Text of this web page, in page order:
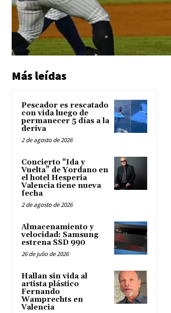
Más leídas
Pescador es rescatado
con vida luego de
permanecer 5 días a la
deriva
2 de agosto de 2026
Concierto “Ida y
Vuelta” de Yordano en
el hotel Hesperia
Valencia tiene nueva
fecha
2 de agosto de 2026
Almacenamiento y
velocidad: Samsung
estrena SSD 990
26 de julio de 2026
Hallan sin vida al
artista plástico
Fernando
Wamprechts en
Valencia